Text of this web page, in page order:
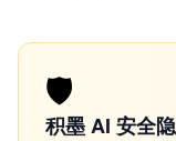
🛡️
积墨 AI 安全